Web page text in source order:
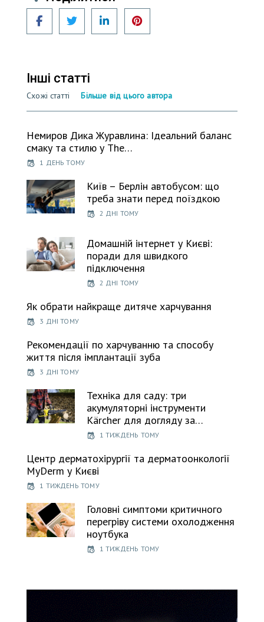
FacebookTwitter LinkedIn
Інші статті
Схожі статті Більше від цього автора
Немиров Дика Журавлина: Ідеальний баланс
смаку та стилю у The…
1 ДЕНЬ ТОМУ
Київ – Берлін автобусом: що
треба знати перед поїздкою
2 ДНІ ТОМУ
Домашній інтернет у Києві:
поради для швидкого
підключення
2 ДНІ ТОМУ
Як обрати найкраще дитяче харчування
3 ДНІ ТОМУ
Рекомендації по харчуванню та способу
життя після імплантації зуба
3 ДНІ ТОМУ
Техніка для саду: три
акумуляторні інструменти
Kärcher для догляду за…
1 ТИЖДЕНЬ ТОМУ
Центр дерматохірургії та дерматоонкології
MyDerm у Києві
1 ТИЖДЕНЬ ТОМУ
Головні симптоми критичного
перегріву системи охолодження
ноутбука
1 ТИЖДЕНЬ ТОМУ